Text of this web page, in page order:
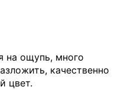
на ощупь, много
качественно
цвет.